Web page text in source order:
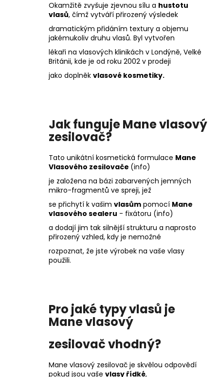
Okamžitě zvyšuje zjevnou sílu a hustotu
vlasů, čímž vytváří přirozený výsledek
dramatickým přidáním textury a objemu
jakémukoliv druhu vlasů. Byl vytvořen
lékaři na vlasových klinikách v Londýně, Velké
Británii, kde je od roku 2002 v prodeji
jako doplněk vlasové kosmetiky.
Jak funguje Mane vlasový
zesilovač?
Tato unikátní kosmetická formulace Mane
Vlasového zesilovače (info)
je založena na bázi zabarvených jemných
mikro-fragmentů ve spreji, jež
se přichytí k vašim vlasům pomocí Mane
vlasového sealeru - fixátoru (info)
a dodají jim tak silnější strukturu a naprosto
přirozený vzhled, kdy je nemožné
rozpoznat, že jste výrobek na vaše vlasy
použili.
Pro jaké typy vlasů je
Mane vlasový
zesilovač vhodný?
Mane vlasový zesilovač je skvělou odpovědí
pokud jsou vaše vlasy řídké,